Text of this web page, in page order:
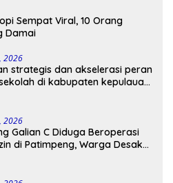
Sempat Viral, 10 Orang
Damai
2026
strategis dan akselerasi peran
di kabupaten kepulauan
2026
Galian C Diduga Beroperasi
di Patimpeng, Warga Desak